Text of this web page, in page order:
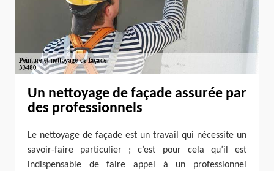
Un nettoyage de façade assurée par
des professionnels
Le nettoyage de façade est un travail qui nécessite un
savoir-faire particulier ; c’est pour cela qu’il est
indispensable de faire appel à un professionnel